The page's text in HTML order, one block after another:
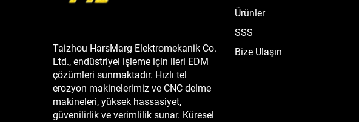
Taizhou HarsMarg Elektromekanik Co.
Ltd., endüstriyel işleme için ileri EDM
çözümleri sunmaktadır. Hızlı tel
erozyon makinelerimiz ve CNC delme
makineleri, yüksek hassasiyet,
güvenilirlik ve verimlilik sunar. Küresel
Ürünler
SSS
Bize Ulaşın